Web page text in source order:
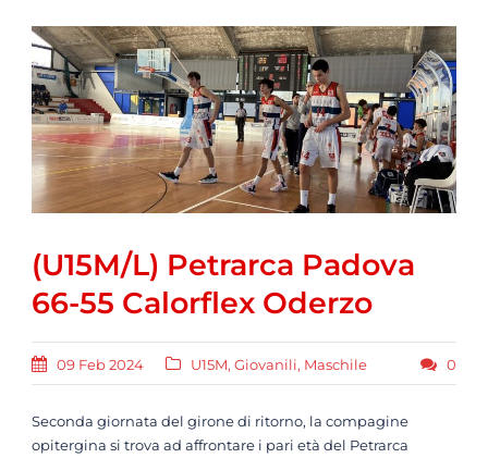
(U15M/L) Petrarca Padova
66-55 Calorflex Oderzo
09 Feb 2024 U15M, Giovanili, Maschile 0
Seconda giornata del girone di ritorno, la compagine
opitergina si trova ad affrontare i pari età del Petrarca